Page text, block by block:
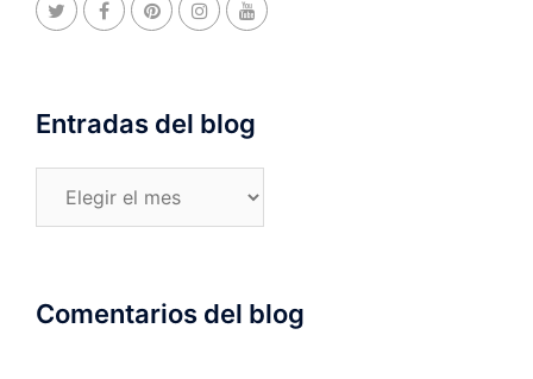
Entradas del blog
Comentarios del blog